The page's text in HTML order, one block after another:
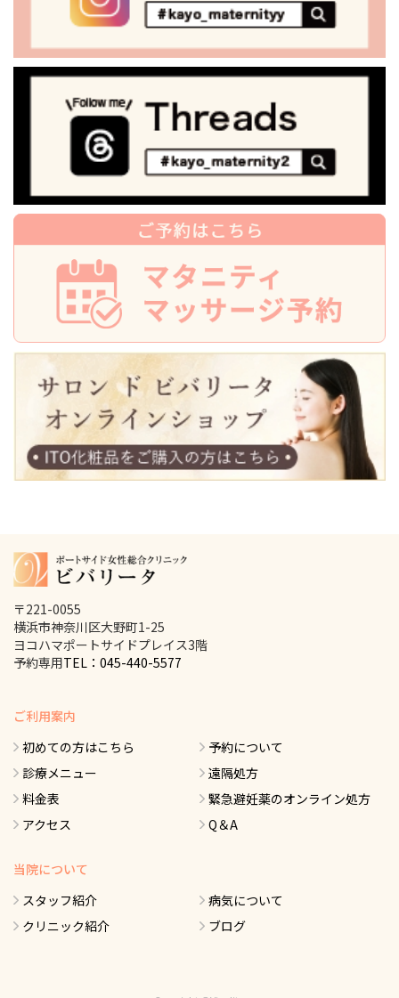
〒221-0055
横浜市神奈川区大野町1-25
ヨコハマポートサイドプレイス3階
予約専用TEL：045-440-5577
ご利用案内
初めての方はこちら
診療メニュー
料金表
アクセス
予約について
遠隔処方
緊急避妊薬のオンライン処方
Q＆A
当院について
スタッフ紹介
クリニック紹介
病気について
ブログ